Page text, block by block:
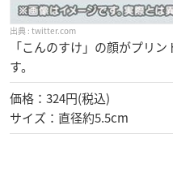
twitter.com
「こんのすけ」の顔がプリ
す。
価格：324円(税込)
サイズ：直径約5.5cm